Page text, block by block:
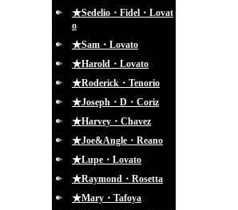
★Sedelio・Fidel・Lovat
o
★Sam・Lovato
★Harold・Lovato
★Roderick・Tenorio
★Joseph・D・Coriz
★Harvey・Chavez
★Joe&Angle・Reano
★Lupe・Lovato
★Raymond・Rosetta
★Mary・Tafoya